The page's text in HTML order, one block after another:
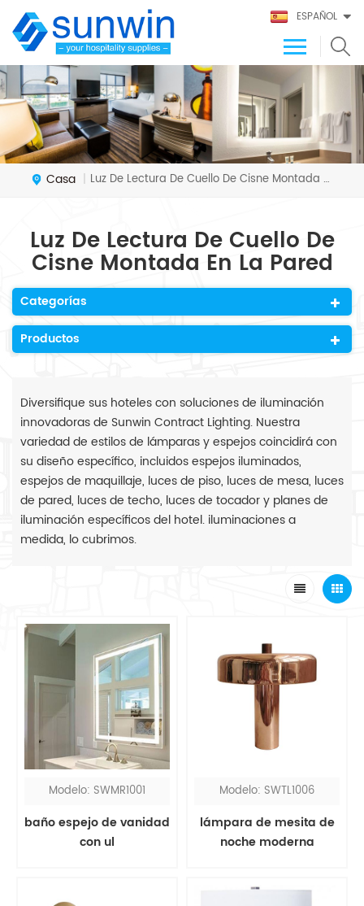
ESPAÑOL
Casa | Luz De Lectura De Cuello De Cisne Montada En La Pared
Luz De Lectura De Cuello De
Cisne Montada En La Pared
Categorías
Productos
Diversifique sus hoteles con soluciones de iluminación
innovadoras de Sunwin Contract Lighting. Nuestra
variedad de estilos de lámparas y espejos coincidirá con
su diseño específico, incluidos espejos iluminados,
espejos de maquillaje, luces de piso, luces de mesa, luces
de pared, luces de techo, luces de tocador y planes de
iluminación específicos del hotel. iluminaciones a
medida, lo cubrimos.
Modelo: SWMR1001
baño espejo de vanidad
con ul
Modelo: SWTL1006
lámpara de mesita de
noche moderna